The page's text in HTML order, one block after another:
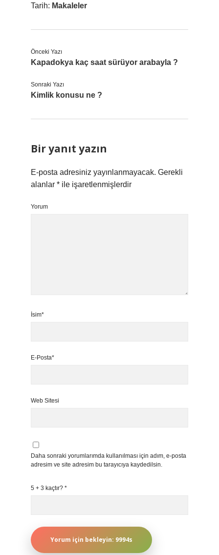
Tarih: Makaleler
Önceki Yazı
Kapadokya kaç saat sürüyor arabayla ?
Sonraki Yazı
Kimlik konusu ne ?
Bir yanıt yazın
E-posta adresiniz yayınlanmayacak. Gerekli
alanlar * ile işaretlenmişlerdir
Yorum
İsim*
E-Posta*
Web Sitesi
Daha sonraki yorumlarımda kullanılması için adım, e-posta
adresim ve site adresim bu tarayıcıya kaydedilsin.
5 + 3 kaçtır? *